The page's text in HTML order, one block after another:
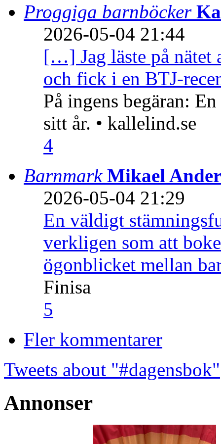
Proggiga barnböcker
2026-05-04 21:44
[…] Jag läste på nätet
och fick i en BTJ-
På ingens begäran:
sitt år. • kallelind.se
4
Barnmark Mikael
2026-05-04 21:29
En väldigt
verkligen som att
ögonblicket mellan
Finisa
5
Fler kommentarer
Tweets about "#dagensbok"
Annonser